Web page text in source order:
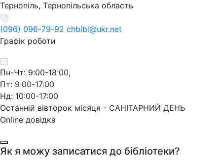
Тернопіль, Тернопільська область
(096) 096-79-92 chbibl@ukr.net
Графік роботи
Пн-Чт: 9:00-18:00,
Пт: 9:00-17:00
Нд: 10:00-17:00
Останній вівторок місяця - САНІТАРНИЙ ДЕНЬ
Online довідка
Як я можу записатися до бібліотеки?